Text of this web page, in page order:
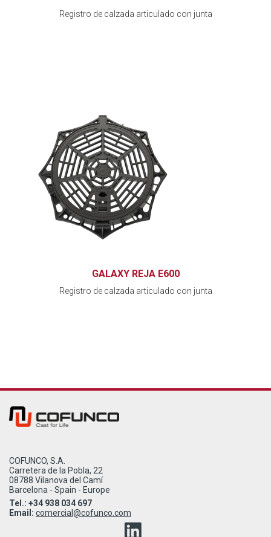
Registro de calzada articulado con junta
GALAXY REJA E600
Registro de calzada articulado con junta
COFUNCO, S.A.
Carretera de la Pobla, 22
08788 Vilanova del Camí
Barcelona - Spain - Europe
Tel.: +34 938 034 697
Email: comercial@cofunco.com